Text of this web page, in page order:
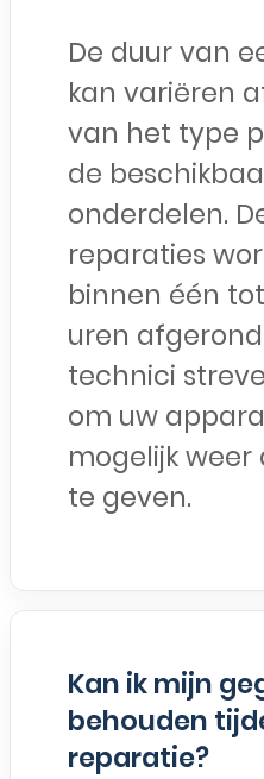
De duur van
kan variëren
van het type
de
onderdelen.
reparaties
binnen één
uren
technici
om uw
mogelijk
te geven.
Kan ik mijn
behouden
reparatie?